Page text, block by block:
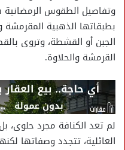
وتفاصيل الطقوس الرمضانية
بطبقاتها الذهبية المقرمشة
الجبن أو القشطة، وتروى
القرمشة والحلاوة.
لم تعد الكنافة مجرد حلوى،
العائلية، تتجدد وصفاتها